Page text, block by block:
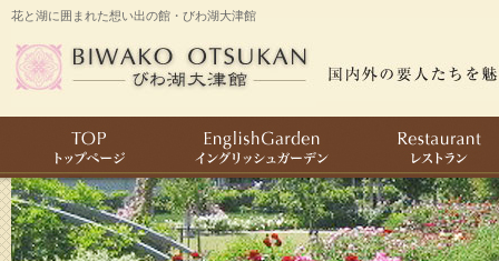
花と湖に囲まれた想い出の館・びわ湖大津館